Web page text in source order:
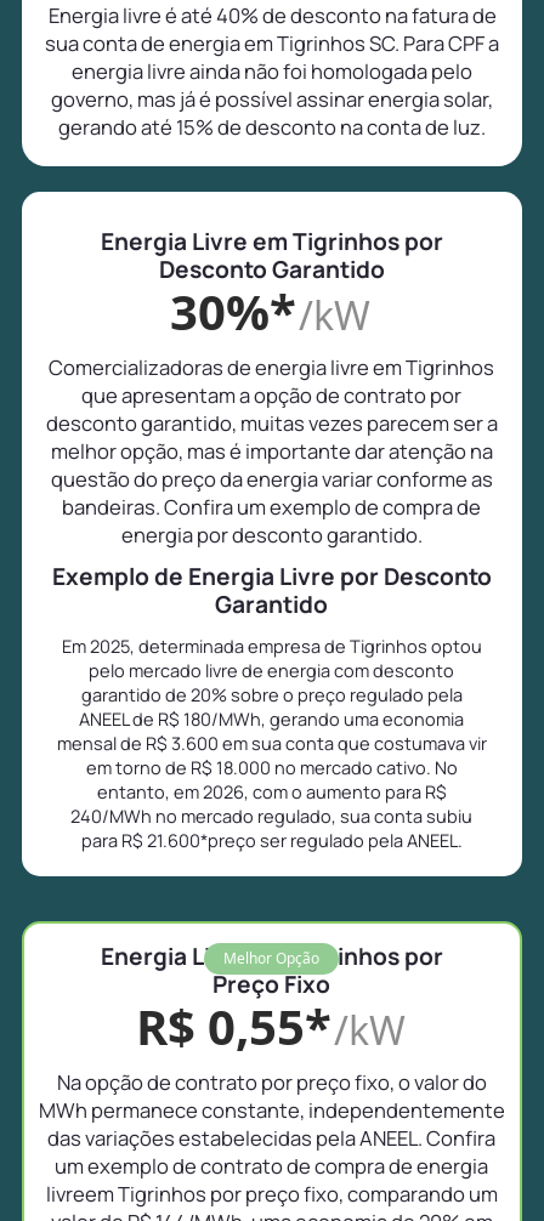
Energia livre é até 40% de desconto na fatura de
sua conta de energia em Tigrinhos SC. Para CPF a
energia livre ainda não foi homologada pelo
governo, mas já é possível assinar energia solar,
gerando até 15% de desconto na conta de luz.
Energia Livre em Tigrinhos por
Desconto Garantido
30%*/kW
Comercializadoras de energia livre em Tigrinhos
que apresentam a opção de contrato por
desconto garantido, muitas vezes parecem ser a
melhor opção, mas é importante dar atenção na
questão do preço da energia variar conforme as
bandeiras. Confira um exemplo de compra de
energia por desconto garantido.
Exemplo de Energia Livre por Desconto
Garantido
Em 2025, determinada empresa de Tigrinhos optou
pelo mercado livre de energia com desconto
garantido de 20% sobre o preço regulado pela
ANEEL de R$ 180/MWh, gerando uma economia
mensal de R$ 3.600 em sua conta que costumava vir
em torno de R$ 18.000 no mercado cativo. No
entanto, em 2026, com o aumento para R$
240/MWh no mercado regulado, sua conta subiu
para R$ 21.600*preço ser regulado pela ANEEL.
Melhor Opção
Energia Livre em Tigrinhos por
Preço Fixo
R$ 0,55*/kW
Na opção de contrato por preço fixo, o valor do
MWh permanece constante, independentemente
das variações estabelecidas pela ANEEL. Confira
um exemplo de contrato de compra de energia
livreem Tigrinhos por preço fixo, comparando um